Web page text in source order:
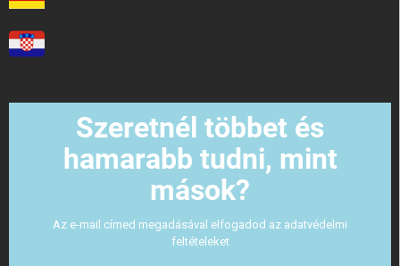
Szeretnél többet és
hamarabb tudni, mint
mások?
Az e-mail címed megadásával elfogadod az adatvédelmi
feltételeket